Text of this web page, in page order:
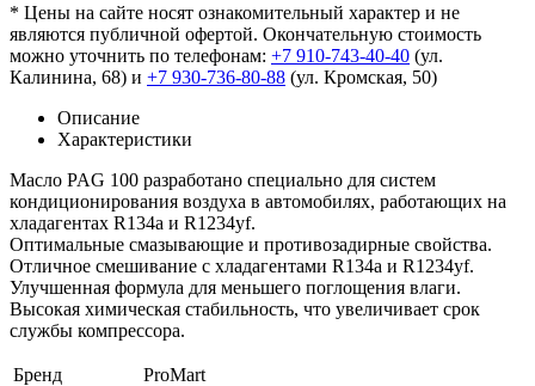
* Цены на сайте носят ознакомительный характер и не
являются публичной офертой. Окончательную стоимость
можно уточнить по телефонам: +7 910-743-40-40 (ул.
Калинина, 68) и +7 930-736-80-88 (ул. Кромская, 50)
Описание
Характеристики
Масло PAG 100 разработано специально для систем
кондиционирования воздуха в автомобилях, работающих на
хладагентах R134a и R1234yf.
Оптимальные смазывающие и противозадирные свойства.
Отличное смешивание с хладагентами R134a и R1234yf.
Улучшенная формула для меньшего поглощения влаги.
Высокая химическая стабильность, что увеличивает срок
службы компрессора.
Бренд
ProMart